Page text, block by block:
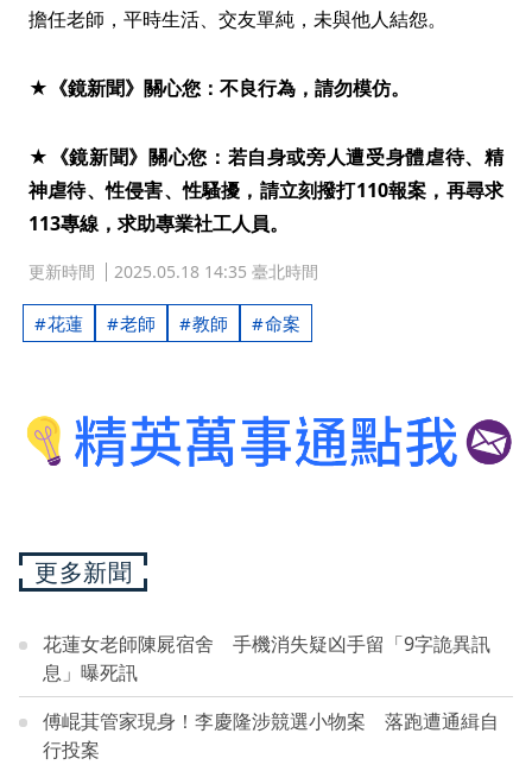
擔任老師，平時生活、交友單純，未與他人結怨。
★《鏡新聞》關心您：不良行為，請勿模仿。
★《鏡新聞》關心您：若自身或旁人遭受身體虐待、精
神虐待、性侵害、性騷擾，請立刻撥打110報案，再尋求
113專線，求助專業社工人員。
更新時間 2025.05.18 14:35 臺北時間
花蓮 老師 教師 命案
更多新聞
花蓮女老師陳屍宿舍 手機消失疑凶手留「9字詭異訊
息」曝死訊
傅崐萁管家現身！李慶隆涉競選小物案 落跑遭通緝自
行投案